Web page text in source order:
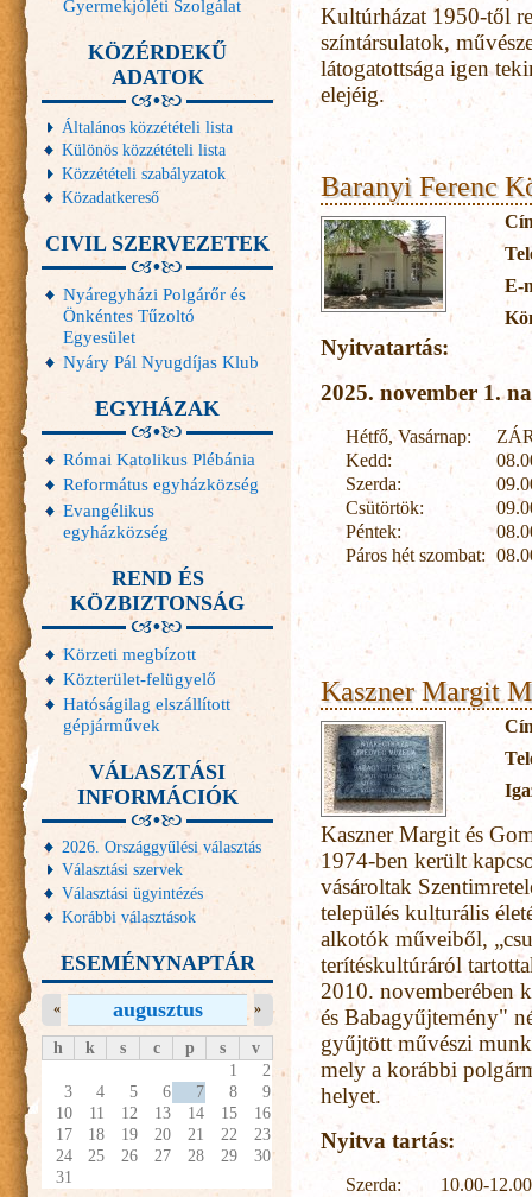
Kultúrházat 1950-től
színtársulatok,
látogatottsága igen
elejéig.
Baranyi Ferenc
E-
Nyitvatartás:
2025. november 1.
Hétfő, Vasárnap:
Kedd:
Szerda:
Csütörtök:
Péntek:
Páros hét szombat:
Kaszner Margit
Kaszner Margit és
1974-ben került
vásároltak
település kulturális
alkotók műveiből,
terítéskultúráról
2010. novemberében
és Babagyűjtemény"
gyűjtött művészi
mely a korábbi
helyet.
Nyitva tartás:
Szerda:
10.00-12.00
Gyermekjóléti Szolgálat
KÖZÉRDEKŰ
ADATOK
Általános közzétételi lista
Különös közzétételi lista
Közzétételi szabályzatok
Közadatkereső
CIVIL SZERVEZETEK
Nyáregyházi Polgárőr és
Önkéntes Tűzoltó
Egyesület
Nyáry Pál Nyugdíjas Klub
EGYHÁZAK
Római Katolikus Plébánia
Református egyházközség
Evangélikus
egyházközség
REND ÉS
KÖZBIZTONSÁG
Körzeti megbízott
Közterület-felügyelő
Hatóságilag elszállított
gépjárművek
VÁLASZTÁSI
INFORMÁCIÓK
2026. Országgyűlési választás
Választási szervek
Választási ügyintézés
Korábbi választások
ESEMÉNYNAPTÁR
augusztus
« »
h k s c p s
v
1
2
3
4 5 6 7 8
9
10
11 12 13 14 15
16
17
18 19 20 21 22
23
24
25 26 27 28 29
30
31